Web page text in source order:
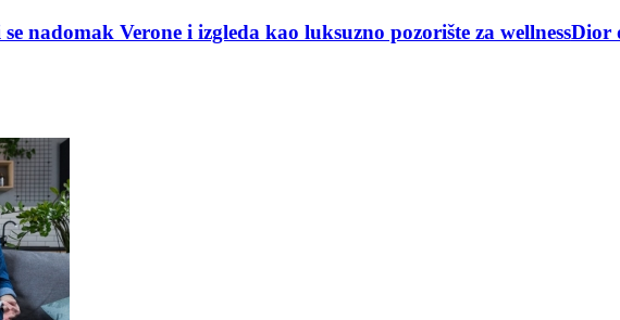
centar u Veneciji – luksuzna wellness oaza stigla u Hotel Cipriani